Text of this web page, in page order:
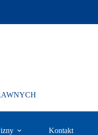
Kontakt